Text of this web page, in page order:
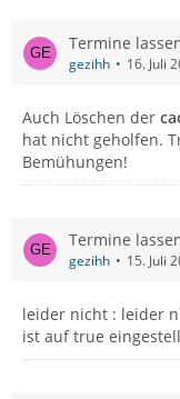
Termine
gezihh 16. Juli
Auch Löschen der
hat nicht geholfen.
Bemühungen!
Termine
gezihh 15. Juli
leider nicht : leider
ist auf true